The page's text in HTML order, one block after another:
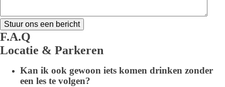
F.A.Q
Locatie & Parkeren
Kan ik ook gewoon iets komen drinken zonder
een les te volgen?